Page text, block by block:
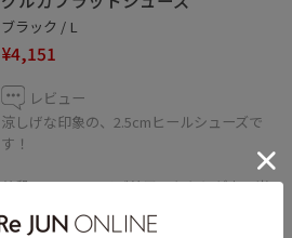
ブラック / L
¥4,151
レビュー
涼しげな印象の、2.5cmヒールシューズで
す！
普段25cmでLサイズ着用、かかとが少し当